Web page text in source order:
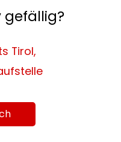
gefällig?
Tirol,